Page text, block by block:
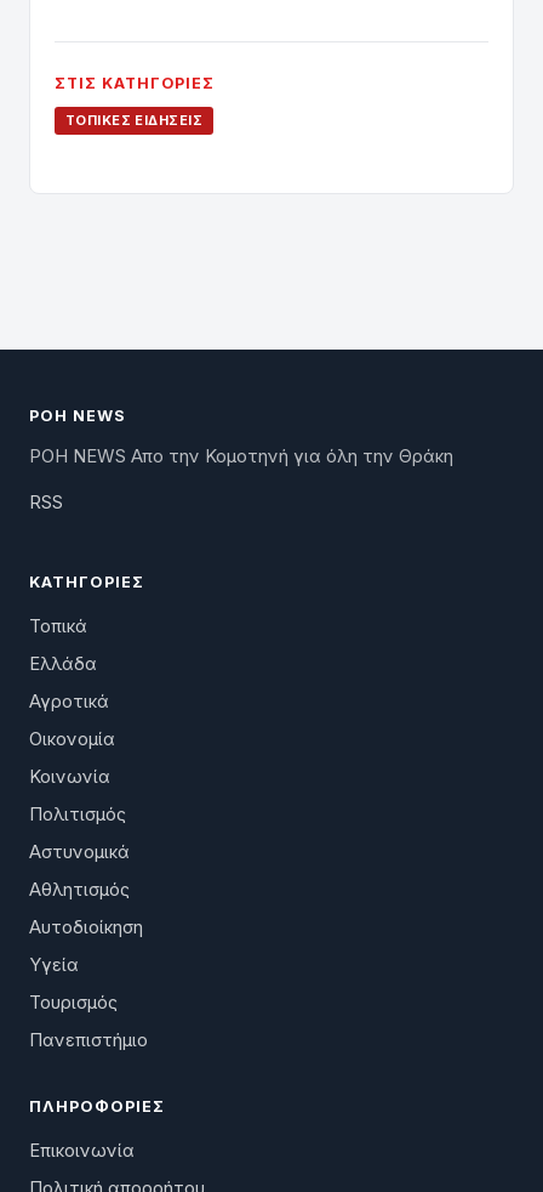
ΣΤΙΣ ΚΑΤΗΓΟΡΊΕΣ
ΤΟΠΙΚΈΣ ΕΙΔΉΣΕΙΣ
ΡΟΗ NEWS
ΡΟΗ NEWS Απο την Κομοτηνή για όλη την Θράκη
RSS
ΚΑΤΗΓΟΡΊΕΣ
Τοπικά
Ελλάδα
Αγροτικά
Οικονομία
Κοινωνία
Πολιτισμός
Αστυνομικά
Αθλητισμός
Αυτοδιοίκηση
Υγεία
Τουρισμός
Πανεπιστήμιο
ΠΛΗΡΟΦΟΡΊΕΣ
Επικοινωνία